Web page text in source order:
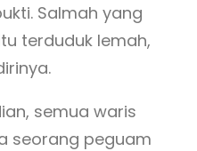
Salmah yang
terduduk lemah,
semua waris
seorang peguam